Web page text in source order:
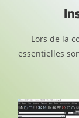
Lors de la
essentielles